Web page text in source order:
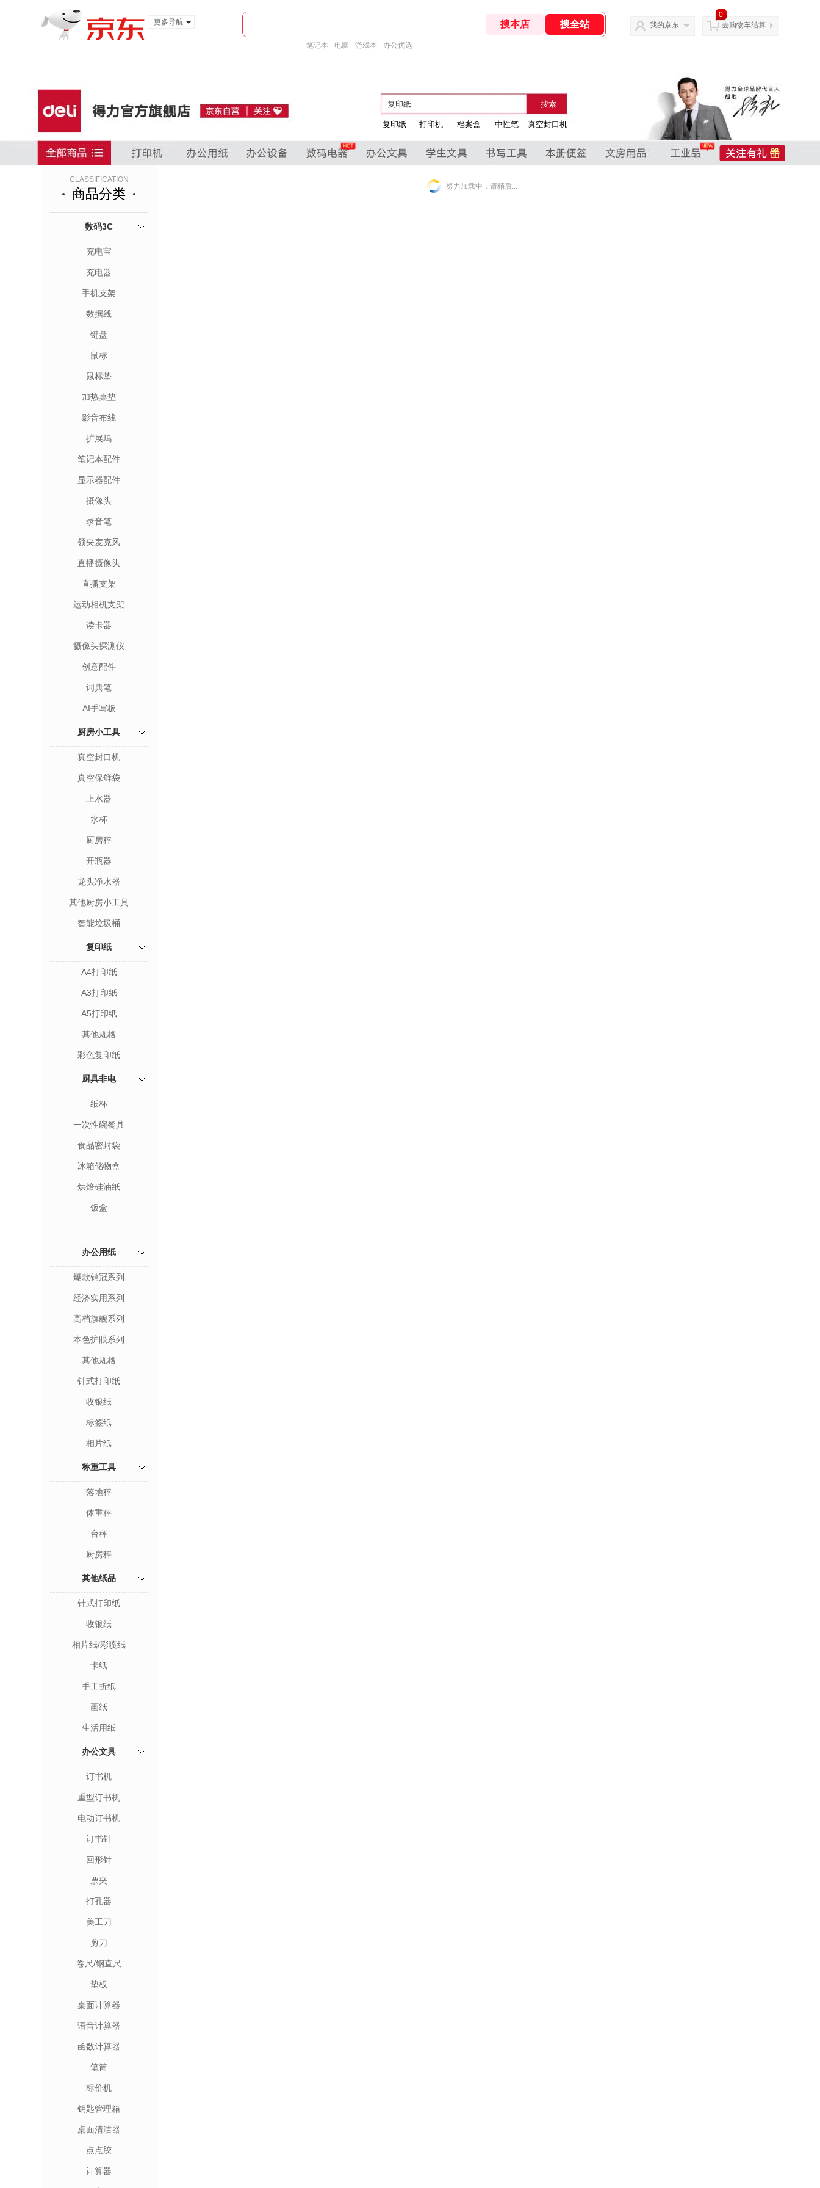
更多导航
笔记本 电脑 游戏本 办公优选
我的京东
0
去购物车结算
搜索
复印纸 打印机 真空封口机
中性笔
档案盒
CLASSIFICATION
商品分类
数码3C
充电宝
充电器
手机支架
数据线
键盘
鼠标
鼠标垫
加热桌垫
影音布线
扩展坞
笔记本配件
显示器配件
摄像头
录音笔
领夹麦克风
直播摄像头
直播支架
运动相机支架
读卡器
摄像头探测仪
创意配件
词典笔
AI手写板
厨房小工具
真空封口机
真空保鲜袋
上水器
水杯
厨房秤
开瓶器
龙头净水器
其他厨房小工具
智能垃圾桶
复印纸
A4打印纸
A3打印纸
A5打印纸
其他规格
彩色复印纸
厨具非电
纸杯
一次性碗餐具
食品密封袋
冰箱储物盒
烘焙硅油纸
饭盒
办公用纸
爆款销冠系列
经济实用系列
高档旗舰系列
本色护眼系列
其他规格
针式打印纸
收银纸
标签纸
相片纸
称重工具
落地秤
体重秤
台秤
厨房秤
其他纸品
针式打印纸
收银纸
相片纸/彩喷纸
卡纸
手工折纸
画纸
生活用纸
办公文具
订书机
重型订书机
电动订书机
订书针
回形针
票夹
打孔器
美工刀
剪刀
卷尺/钢直尺
垫板
桌面计算器
语音计算器
函数计算器
笔筒
标价机
钥匙管理箱
桌面清洁器
点点胶
计算器
努力加载中，请稍后...